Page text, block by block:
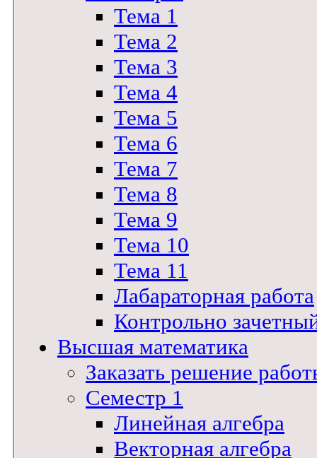
Тема 1
Тема 2
Тема 3
Тема 4
Тема 5
Тема 6
Тема 7
Тема 8
Тема 9
Тема 10
Тема 11
Лабараторная работа
Контрольно
Высшая математика
Заказать решение
Семестр 1
Линейная алгебра
Векторная алгебра